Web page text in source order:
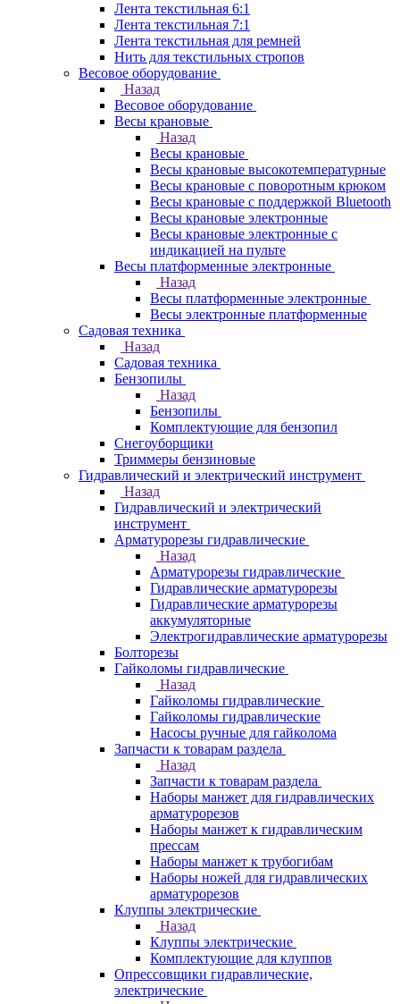
Лента текстильная 6:1
Лента текстильная 7:1
Лента текстильная для ремней
Нить для текстильных стропов
Весовое оборудование
Назад
Весовое оборудование
Весы крановые
Назад
Весы крановые
Весы крановые высокотемпературные
Весы крановые с поворотным крюком
Весы крановые с поддержкой Bluetooth
Весы крановые электронные
Весы крановые электронные с
индикацией на пульте
Весы платформенные электронные
Назад
Весы платформенные электронные
Весы электронные платформенные
Садовая техника
Назад
Садовая техника
Бензопилы
Назад
Бензопилы
Комплектующие для бензопил
Снегоуборщики
Триммеры бензиновые
Гидравлический и электрический инструмент
Назад
Гидравлический и электрический
инструмент
Арматурорезы гидравлические
Назад
Арматурорезы гидравлические
Гидравлические арматурорезы
Гидравлические арматурорезы
аккумуляторные
Электрогидравлические арматурорезы
Болторезы
Гайколомы гидравлические
Назад
Гайколомы гидравлические
Гайколомы гидравлические
Насосы ручные для гайколома
Запчасти к товарам раздела
Назад
Запчасти к товарам раздела
Наборы манжет для гидравлических
арматурорезов
Наборы манжет к гидравлическим
прессам
Наборы манжет к трубогибам
Наборы ножей для гидравлических
арматурорезов
Клуппы электрические
Назад
Клуппы электрические
Комплектующие для клуппов
Опрессовщики гидравлические,
электрические